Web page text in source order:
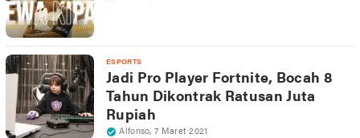
ESPORTS
Jadi Pro Player Fortnite, Bocah 8
Tahun Dikontrak Ratusan Juta
Rupiah
Alfonso,7 Maret 2021